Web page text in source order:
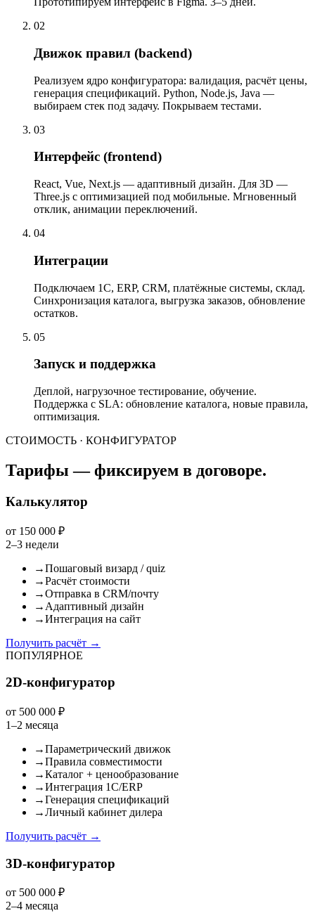
02
Движок правил (backend)
Реализуем ядро конфигуратора: валидация, расчёт цены,
генерация спецификаций. Python, Node.js, Java —
выбираем стек под задачу. Покрываем тестами.
03
Интерфейс (frontend)
React, Vue, Next.js — адаптивный дизайн. Для 3D —
Three.js с оптимизацией под мобильные. Мгновенный
отклик, анимации переключений.
04
Интеграции
Подключаем 1С, ERP, CRM, платёжные системы, склад.
Синхронизация каталога, выгрузка заказов, обновление
остатков.
05
Запуск и поддержка
Деплой, нагрузочное тестирование, обучение.
Поддержка с SLA: обновление каталога, новые правила,
оптимизация.
СТОИМОСТЬ · КОНФИГУРАТОР
Тарифы — фиксируем в договоре.
Калькулятор
от 150 000 ₽
2–3 недели
→Пошаговый визард / quiz
→Расчёт стоимости
→Отправка в CRM/почту
→ Адаптивный дизайн
→Интеграция на сайт
Получить расчёт →
ПОПУЛЯРНОЕ
2D-конфигуратор
от 500 000 ₽
1–2 месяца
→Параметрический движок
→Правила совместимости
→Каталог + ценообразование
→Интеграция 1С/ERP
→Генерация спецификаций
→Личный кабинет дилера
Получить расчёт →
3D-конфигуратор
от 500 000 ₽
2–4 месяца